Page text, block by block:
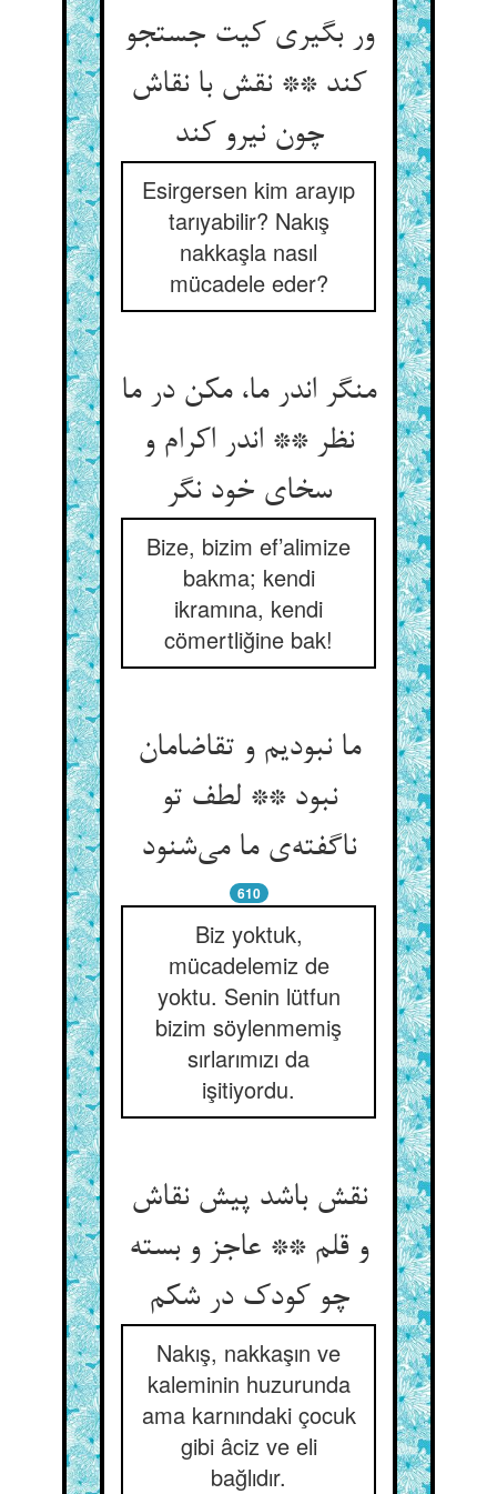
ور بگیری کیت جستجو
کند ** نقش با نقاش
چون نیرو کند
Esirgersen kim arayıp
tarıyabilir? Nakış
nakkaşla nasıl
mücadele eder?
منگر اندر ما، مکن در ما
نظر ** اندر اکرام و
سخای خود نگر
Bize, bizim ef’alimize
bakma; kendi
ikramına, kendi
cömertliğine bak!
ما نبودیم و تقاضامان
نبود ** لطف تو
ناگفته‌‌ی ما می‌‌شنود
610
Biz yoktuk,
mücadelemiz de
yoktu. Senin lütfun
bizim söylenmemiş
sırlarımızı da
işitiyordu.
نقش باشد پیش نقاش
و قلم ** عاجز و بسته
چو کودک در شکم‌‌
Nakış, nakkaşın ve
kaleminin huzurunda
ama karnındaki çocuk
gibi âciz ve eli
bağlıdır.